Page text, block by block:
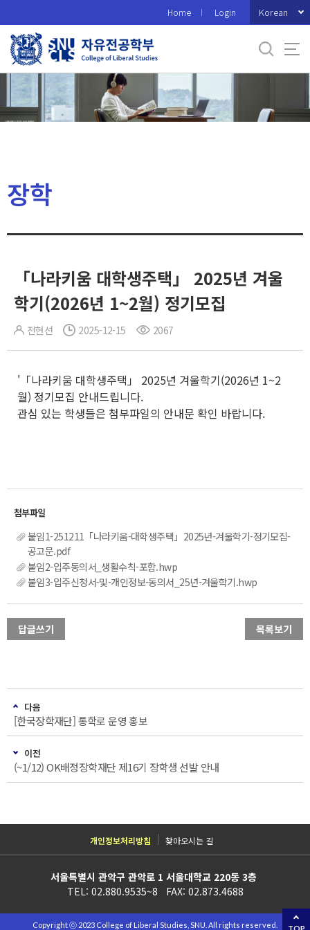
로
메
Home Login Korean
장학
「나라키움 대학생주택」 2025년 겨울
학기(2026년 1~2월) 정기모집
전현선 2025-12-15 2067
'「나라키움 대학생주택」 2025년 겨울학기(2026년 1~2
월) 정기모집 안내드립니다.
관심 있는 학생들은 첨부파일의 안내문 확인 바랍니다.
붙임1-251211「나라키움-대학생주택」2025년-겨울학기-정기모집-
공고문.pdf
붙임2-입주동의서_생활수칙-포함.hwp
붙임3-입주신청서-및-개인정보-동의서_25년-겨울학기.hwp
답글쓰기 목록보기
다음
[한국장학재단] 통학로 운영 홍보
이전
(~1/12) OK배정장학재단 제16기 장학생 선발 안내
개인정보처리방침 찾아오시는 길
서울특별시 관악구 관악로 1 서울대학교 220동 3층
TEL: 02.880.9535~8 FAX: 02.873.4688
Copyright ⓒ 2023 College of Liberal Studies, SNU. All rights reserved.